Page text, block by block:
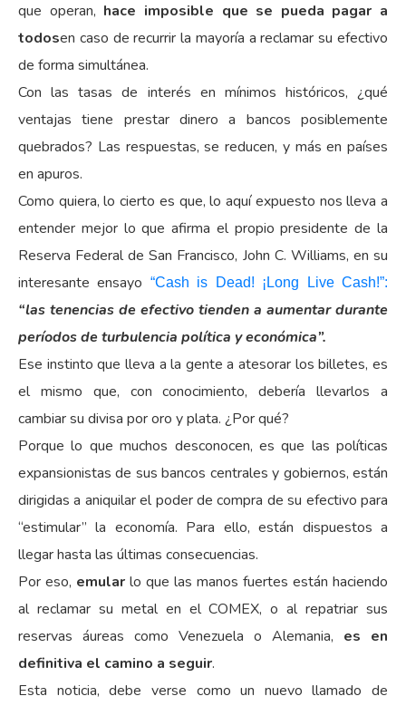
que operan, hace imposible que se pueda pagar a
todosen caso de recurrir la mayoría a reclamar su efectivo
de forma simultánea.
Con las tasas de interés en mínimos históricos, ¿qué
ventajas tiene prestar dinero a bancos posiblemente
quebrados? Las respuestas, se reducen, y más en países
en apuros.
Como quiera, lo cierto es que, lo aquí expuesto nos lleva a
entender mejor lo que afirma el propio presidente de la
Reserva Federal de San Francisco, John C. Williams, en su
interesante ensayo “Cash is Dead! ¡Long Live Cash!”:
“las tenencias de efectivo tienden a aumentar durante
períodos de turbulencia política y económica”.
Ese instinto que lleva a la gente a atesorar los billetes, es
el mismo que, con conocimiento, debería llevarlos a
cambiar su divisa por oro y plata. ¿Por qué?
Porque lo que muchos desconocen, es que las políticas
expansionistas de sus bancos centrales y gobiernos, están
dirigidas a aniquilar el poder de compra de su efectivo para
“estimular” la economía. Para ello, están dispuestos a
llegar hasta las últimas consecuencias.
Por eso, emular lo que las manos fuertes están haciendo
al reclamar su metal en el COMEX, o al repatriar sus
reservas áureas como Venezuela o Alemania, es en
definitiva el camino a seguir.
Esta noticia, debe verse como un nuevo llamado de